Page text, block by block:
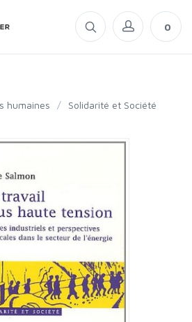
0
humaines / Solidarité et Société